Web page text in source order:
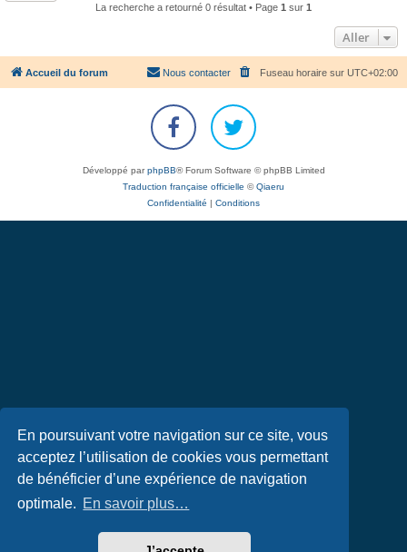
En poursuivant votre navigation sur ce site, vous
acceptez l’utilisation de cookies vous permettant
de bénéficier d’une expérience de navigation
optimale. En savoir plus…
h
e
r
La recherche a retourné 0 résultat • Page 1 sur 1
Aller
Accueil du forum Fuseau horaire sur UTC+02:00
Nous contacter
Développé parphpBB® Forum Software © phpBB Limited
Traduction française officielle ©Qiaeru
Confidentialité | Conditions